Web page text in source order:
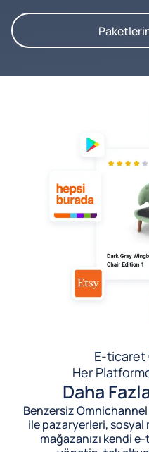
E-ticaret
Her
Daha
Benzersiz
ile pazaryerleri, sosyal
mağazanızı kendi